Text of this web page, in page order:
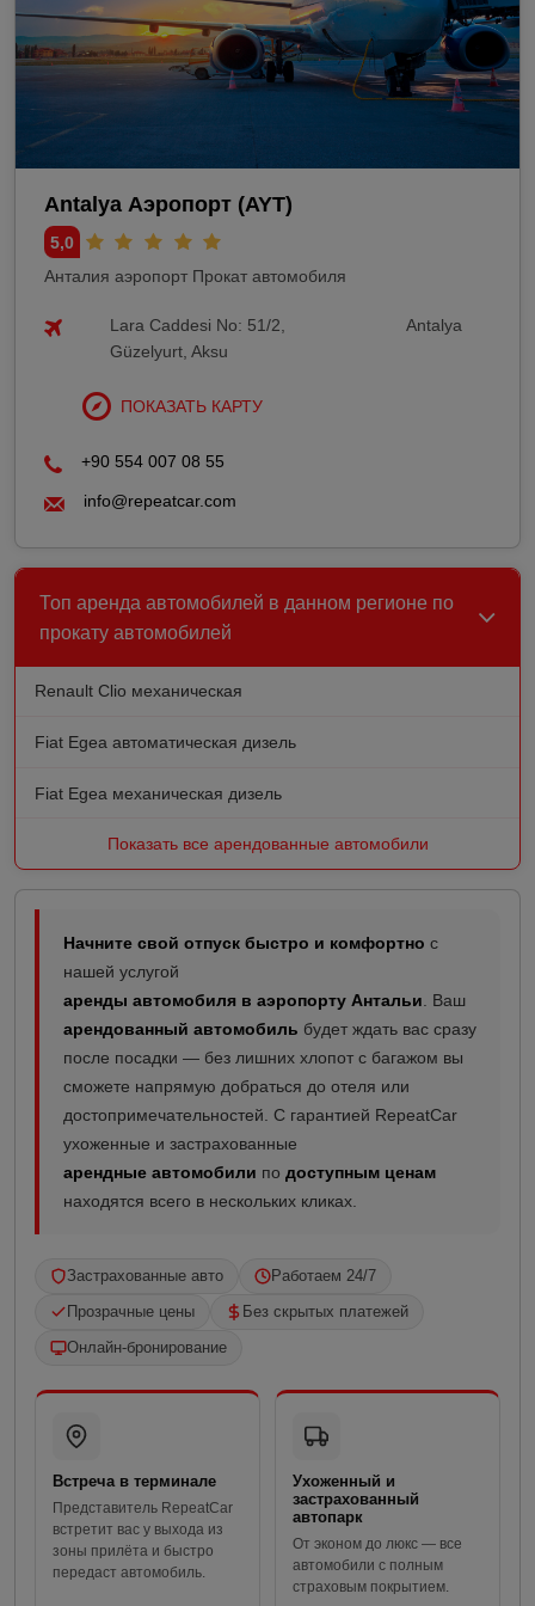
Начните свой отпуск быстро и комфортно с
нашей услугой
аренды автомобиля в аэропорту Антальи . Ваш
арендованный автомобиль будет ждать вас сразу
после посадки — без лишних хлопот с багажом вы
сможете напрямую добраться до отеля или
достопримечательностей. С гарантией RepeatCar
ухоженные и застрахованные
арендные автомобили по доступным ценам
находятся всего в нескольких кликах.
Застрахованные авто
Работаем 24/7
Прозрачные цены
Без скрытых платежей
Онлайн-бронирование
Встреча в терминале
Представитель RepeatCar
встретит вас у выхода из
зоны прилёта и быстро
передаст автомобиль.
Ухоженный и
застрахованный
автопарк
От эконом до люкс — все
автомобили с полным
страховым покрытием.
Antalya Аэропорт (AYT)
5,0
Анталия аэропорт Прокат автомобиля
Lara Caddesi No: 51/2,
Güzelyurt, Aksu
Antalya
ПОКАЗАТЬ КАРТУ
+90 554 007 08 55
info@repeatcar.com
Топ аренда автомобилей в данном регионе по
прокату автомобилей
Renault Clio механическая
Fiat Egea автоматическая дизель
Fiat Egea механическая дизель
Показать все арендованные автомобили